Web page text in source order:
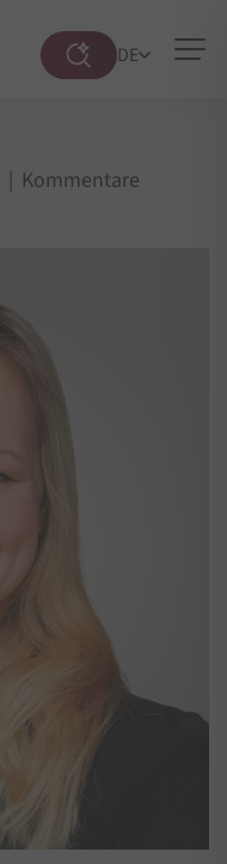
Suche
DE
| Kommentare